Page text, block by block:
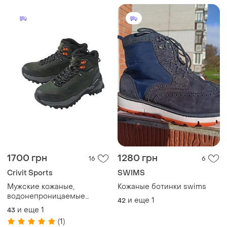
1700 грн 16
Crivit Sports
Мужские кожаные,
водонепроницаемые
трекинговые ботинки crivit
германия
43 и еще 1
(1)
1280 грн 6
SWIMS
Кожаные ботинки swims
42 и еще 1